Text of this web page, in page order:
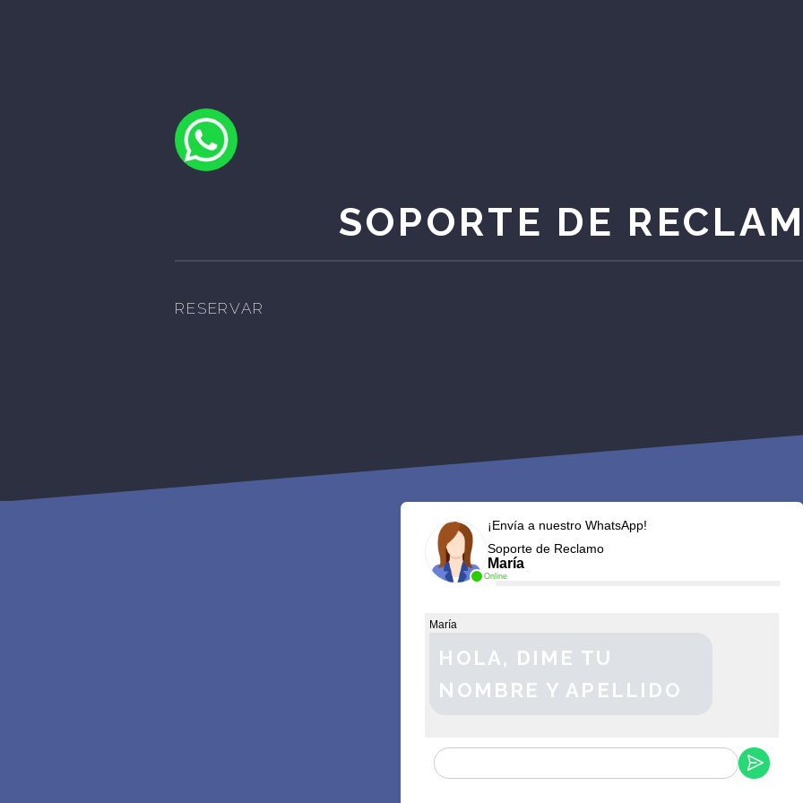
SOPORTE DE
RESERVAR
Online
¡Envía a nuestro WhatsApp!
Soporte de Reclamo
María
María
HOLA, DIME TU
NOMBRE Y APELLIDO